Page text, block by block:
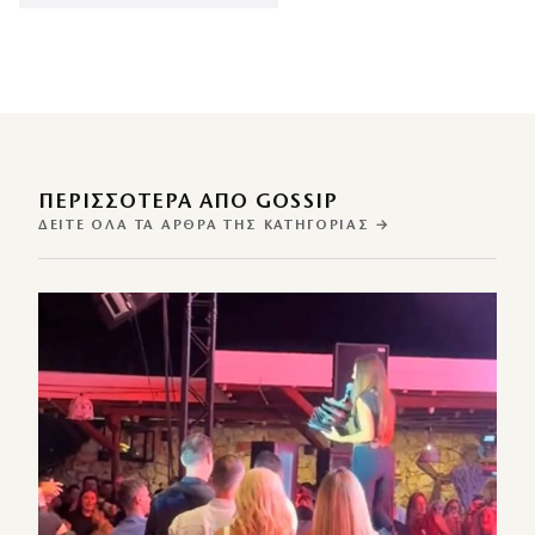
ΠΕΡΙΣΣΌΤΕΡΑ ΑΠΌ GOSSIP
ΔΕΊΤΕ ΌΛΑ ΤΑ ΆΡΘΡΑ ΤΗΣ ΚΑΤΗΓΟΡΊΑΣ →